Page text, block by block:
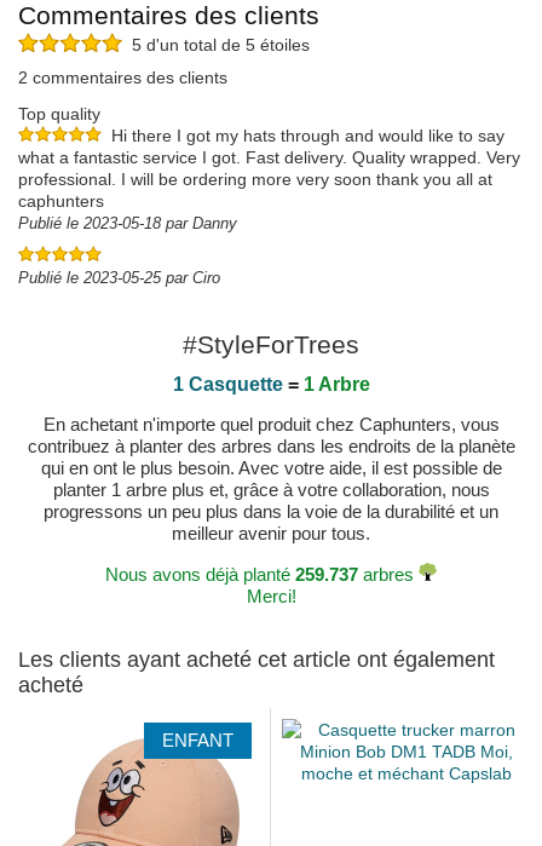
Commentaires des clients
5 d'un total de 5 étoiles
2 commentaires des clients
Top quality
Hi there I got my hats through and would like to say
what a fantastic service I got. Fast delivery. Quality wrapped. Very
professional. I will be ordering more very soon thank you all at
caphunters
Publié le 2023-05-18 par Danny
Publié le 2023-05-25 par Ciro
#StyleForTrees
1 Casquette= 1 Arbre
En achetant n'importe quel produit chez Caphunters, vous
contribuez à planter des arbres dans les endroits de la planète
qui en ont le plus besoin. Avec votre aide, il est possible de
planter 1 arbre plus et, grâce à votre collaboration, nous
progressons un peu plus dans la voie de la durabilité et un
meilleur avenir pour tous.
Nous avons déjà planté 259.737 arbres
Merci!
Les clients ayant acheté cet article ont également
acheté
ENFANT